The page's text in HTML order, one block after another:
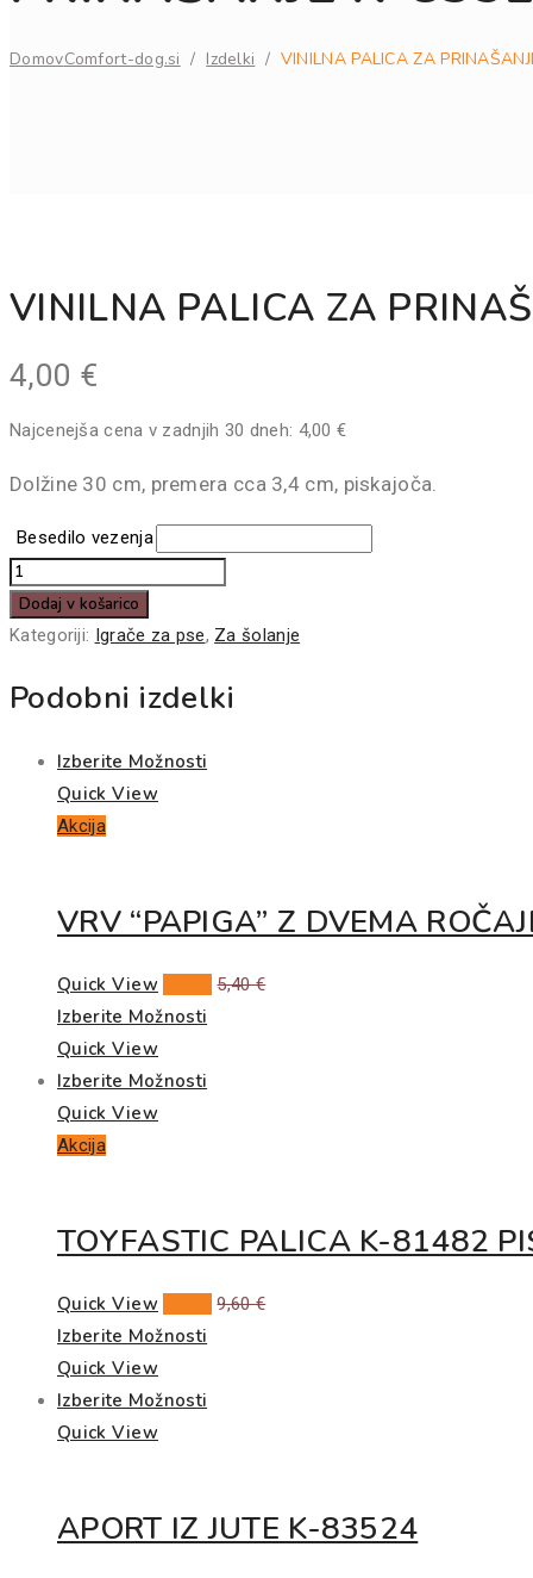
DomovComfort-dog.si / Izdelki / VINILNA PALICA ZA
VINILNA PALICA ZA
4,00 €
Najcenejša cena v zadnjih 30 dneh: 4,00 €
Dolžine 30 cm, premera cca 3,4 cm, piskajoča.
Besedilo vezenja
VINILNA
PALICA
ZA
K-
količina
Dodaj v košarico
Kategoriji: Igrače za pse, Za šolanje
Podobni izdelki
Izberite Možnosti
Quick View
Akcija
VRV “PAPIGA” Z DVEMA
Quick View 5,40€
Izberite Možnosti
Quick View
Izberite Možnosti
Quick View
Akcija
TOYFASTIC PALICA K-81482
Quick View 9,60€
Izberite Možnosti
Quick View
Izberite Možnosti
Quick View
APORT IZ JUTE K-83524